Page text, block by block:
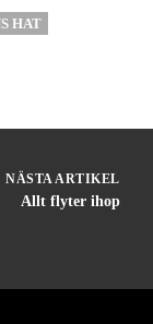
HAT
NÄSTA ARTIKEL
Allt flyter ihop